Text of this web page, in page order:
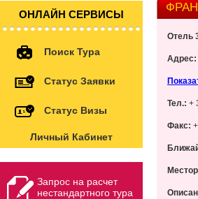
ОНЛАЙН СЕРВИСЫ
Поиск Тура
Статус Заявки
Статус Визы
Личный Кабинет
Запрос на расчет
нестандартного тура
Отель
Адрес:
Тел.: +
Факс: